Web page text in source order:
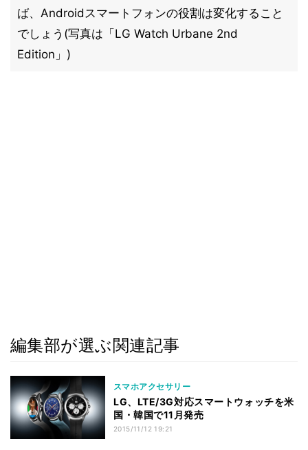
ば、Androidスマートフォンの役割は変化すること
でしょう(写真は「LG Watch Urbane 2nd
Edition」)
編集部が選ぶ関連記事
スマホアクセサリー
LG、LTE/3G対応スマートウォッチを米
国・韓国で11月発売
2015/11/12 19:21